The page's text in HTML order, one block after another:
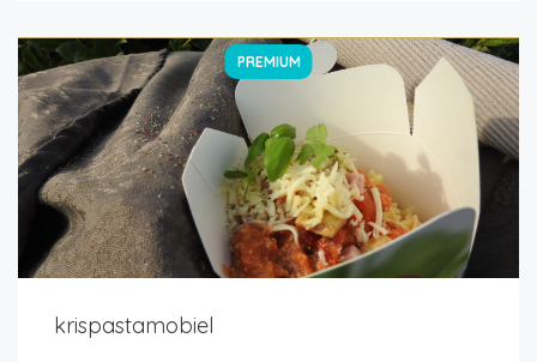
PREMIUM
krispastamobiel